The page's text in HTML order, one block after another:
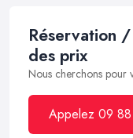
Réservation
des prix
Nous cherchons pour
Appelez 09